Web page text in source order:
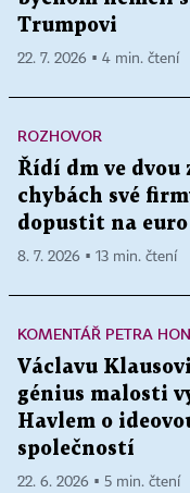
Trumpovi
22. 7. 2026 ▪ 4 min. čtení
ROZHOVOR
Řídí dm ve dvou
chybách své
dopustit na euro
8. 7. 2026 ▪ 13 min. čtení
KOMENTÁŘ PETRA
Václavu
génius malosti
Havlem o
společností
22. 6. 2026 ▪ 5 min. čtení